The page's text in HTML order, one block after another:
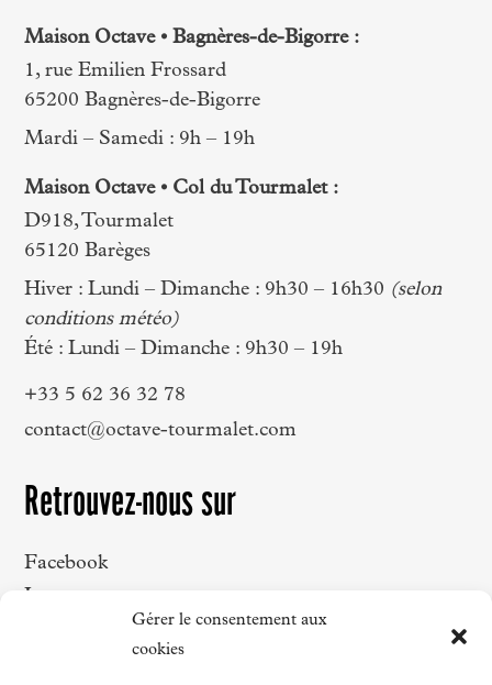
Gérer le consentement aux
cookies
Maison Octave • Bagnères-de-Bigorre :
1, rue Emilien Frossard
65200 Bagnères-de-Bigorre
Mardi – Samedi : 9h – 19h
Maison Octave • Col du Tourmalet :
D918, Tourmalet
65120 Barèges
Hiver : Lundi – Dimanche : 9h30 – 16h30 (selon
conditions météo)
Été : Lundi – Dimanche : 9h30 – 19h
+33 5 62 36 32 78
contact@octave-tourmalet.com
Retrouvez-nous sur
Facebook
Instagram